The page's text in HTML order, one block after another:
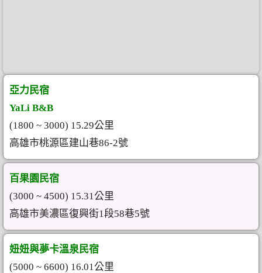
亞力民宿
YaLi B&B
(1800 ~ 3000) 15.29公里
高雄市桃源區建山巷86-2號
百果園民宿
(3000 ~ 4500) 15.31公里
高雄市美濃區復興街1段58巷5號
妞妞與夢卡溫泉民宿
(5000 ~ 6600) 16.01公里